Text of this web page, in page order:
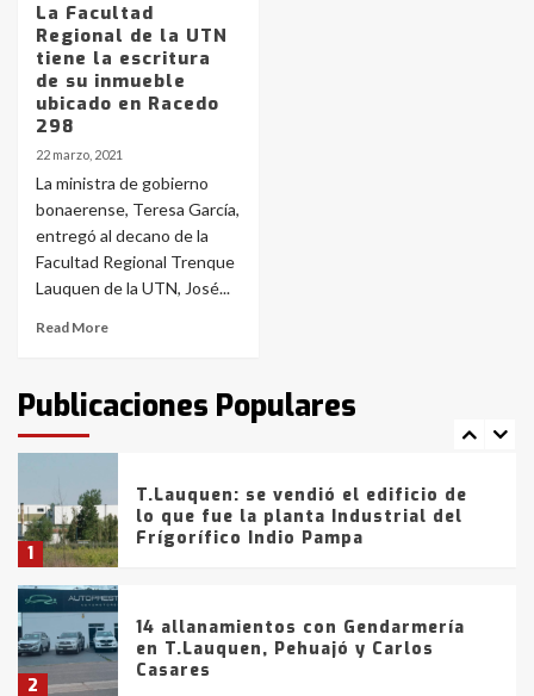
La Facultad
Regional de la UTN
tiene la escritura
de su inmueble
ubicado en Racedo
298
22 marzo, 2021
La ministra de gobierno
bonaerense, Teresa García,
entregó al decano de la
Facultad Regional Trenque
Lauquen de la UTN, José...
Read More
Publicaciones Populares
4
5
Los precios de los combustibles en
6
La Bolsa de Cereales de Bahía
Blanca anticipa que Agosto vendrá
con lluvias y heladas, en gran parte
de la provincia
fueron detenidos por
comercialización de drogas en la
tarde del sábado
1
T.Lauquen: se vendió el edificio de
lo que fue la planta Industrial del
Frígorífico Indio Pampa
2
14 allanamientos con Gendarmería
en T.Lauquen, Pehuajó y Carlos
Casares